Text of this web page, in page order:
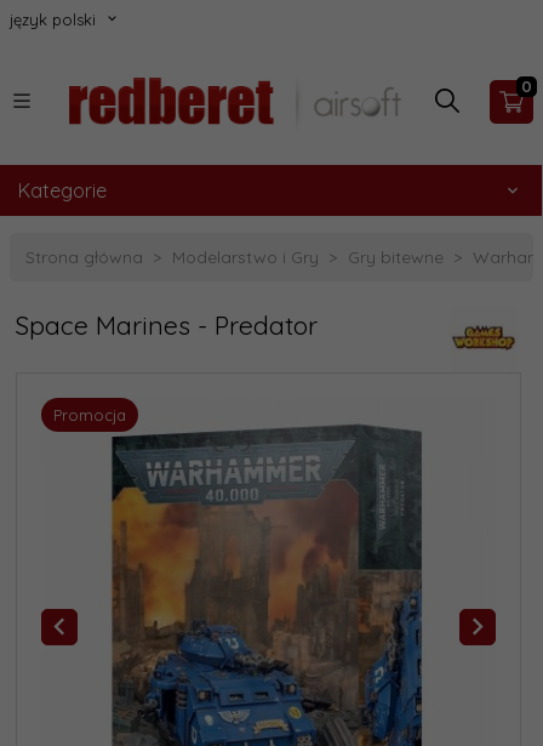
język polski
0
Kategorie
Strona główna Modelarstwo i Gry Gry bitewne
Space Marines - Predator
Promocja